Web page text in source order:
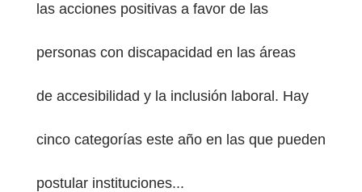
las acciones positivas a favor de las
personas con discapacidad en las áreas
de accesibilidad y la inclusión laboral. Hay
cinco categorías este año en las que pueden
postular instituciones...